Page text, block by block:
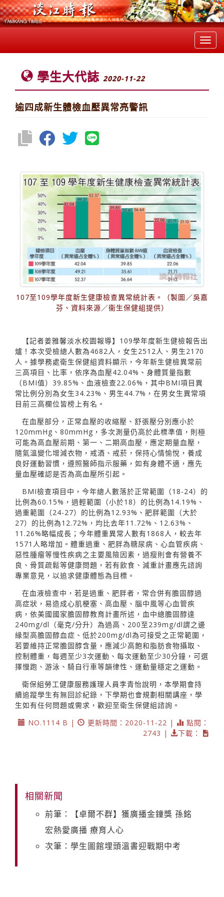
學生大代誌 2020-11-22
逾四成新生體檢血壓異常亮警訊
107至109學年度新生健康檢查異常統計表。（製圖／吳嘉
芬、資料來源／衞生保健組提供）
【記者姜雅馨淡水校園報導】109學年度新生健檢報告出
爐！本次受檢總人數為4682人，女生2512人、男生2170
人。據學務處衛生保健組資料顯示，今年新生健檢異常前
三高項目、比率，依序為血壓42.04%、身體質量指數
（BMI值）39.85%、血液檢查22.06%，其中BMI項目異
常比例分別為女生34.23%、男生44.7%，在男女生異常項
目前三高欄位皆榜上有名。
在血壓部分，正常血壓的收縮壓、舒張壓分別應小於
120mmHg、80mmHg，多次測量仍高於此標準值，則極
可能為高血壓前期、第一、二期高血壓，應定期量血壓，
隨氣溫變化增減衣物，戒酒、戒菸，保持心情愉悅，養成
良好運動習慣，遵照醫師指示服藥，如有身體不適，應先
量血壓確認是否為高血壓所引起。
BMI檢查項目中，今年總人數落於正常範圍（18-24）的
比例為60.15%，過輕範圍（小於18）的比例為14.19%、
過重範圍（24-27）的比例為12.93%、肥胖範圍（大於
27）的比例為12.72%，均比去年11.72%、12.63%、
11.26%略幅成長；今年體重異常人數有1868人，較去年
1571人略增加。體重過重、肥胖為糖尿病、心血管疾病、
惡性腫瘤等慢性疾病之主要風險因素，過瘦則會有營養不
良、骨質疏鬆等健康問題，若有飲食、減重計畫應先諮詢
專業意見，以追求健康體態為目標。
在血液檢查中，若是過重、肥胖者，常合併有膽固醇過
高症狀，易造成心肌梗塞、高血壓、腦中風等心血管疾
病，依美國國家膽固醇教育計畫所述，血中總膽固醇達
240mg/dl（毫克/分升）為過高、200至239mg/dl謂之邊
緣型高膽固醇血症、低於200mg/dl為可接受之正常範圍，
若要維持正常膽固醇含量，應減少高飽和脂肪食物攝取、
控制體重，每週至少3次運動、每次運動至少30分鐘，可選
擇慢跑、游泳、騎自行車等韻律性、運動量穩定之運動。
衛保組勞工健康服務護理人員李青怡說明，本學期會持
續追蹤學生有無回診紀錄，下學期也會規劃相關講座，學
生如有任何問題或需求，歡迎至衛生保健組諮詢。
NO.1114 B |
更新時間：2020-11-22 |
點閱：
2743 |
下載：
相關新聞
前筆：【卓爾不群】獲廣播金鐘獎 孫銘
宏熱愛廣播 療育人心
次筆：學生圖館埋頭溫書迎戰期中考